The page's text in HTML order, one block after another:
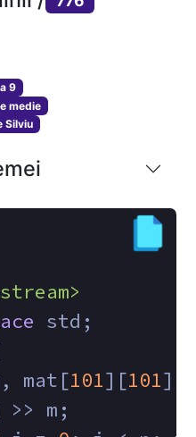
9
medie
Silviu
std;
mat[101][101],
>> m;